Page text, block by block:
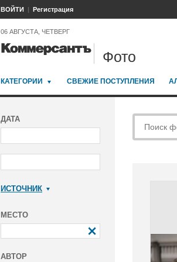
ВОЙТИ Регистрация
06 АВГУСТА, ЧЕТВЕРГ
Фото
КАТЕГОРИИ СВЕЖИЕ ПОСТУПЛЕНИЯ
ДАТА
ИСТОЧНИК
МЕСТО
АВТОР